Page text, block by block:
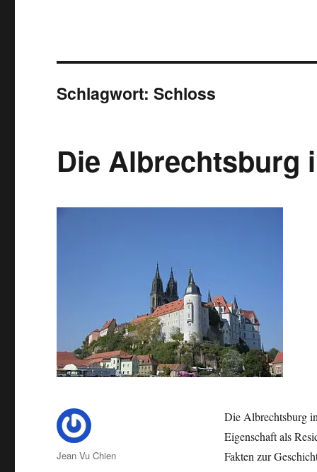
Schlagwort:Schloss
Die Albrechtsburg
Die Albrechtsburg
Eigenschaft als
Fakten zur
Autor
Jean Vu Chien